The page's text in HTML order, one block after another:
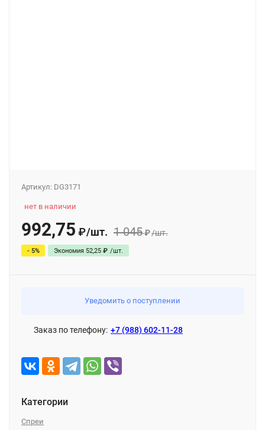
Артикул: DG3171
нет в наличии
992,75 ₽/шт. 1 045₽/шт.
- 5% Экономия 52,25 ₽ /шт.
Уведомить о поступлении
Заказ по телефону: +7 (988) 602-11-28
Категории
Спреи